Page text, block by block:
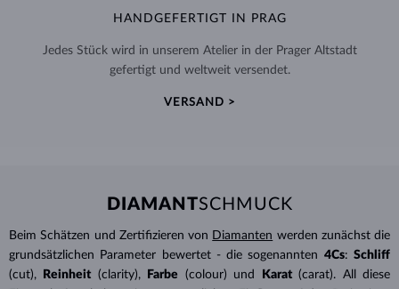
HANDGEFERTIGT IN PRAG
Jedes Stück wird in unserem Atelier in der Prager Altstadt
gefertigt und weltweit versendet.
VERSAND >
DIAMANTSCHMUCK
Beim Schätzen und Zertifizieren von Diamanten werden zunächst die
grundsätzlichen Parameter bewertet - die sogenannten 4Cs: Schliff
(cut),
Reinheit (clarity), Farbe (colour) und Karat (carat). All diese